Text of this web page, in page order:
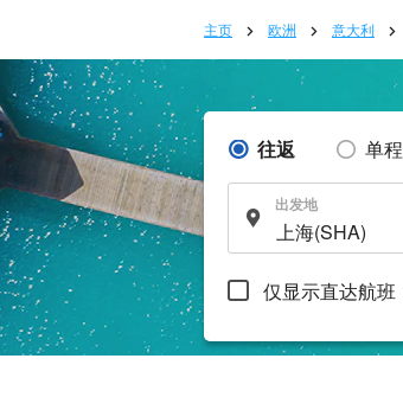
主页 欧洲 意大利
往返 单程
出发地
仅显示直达航班